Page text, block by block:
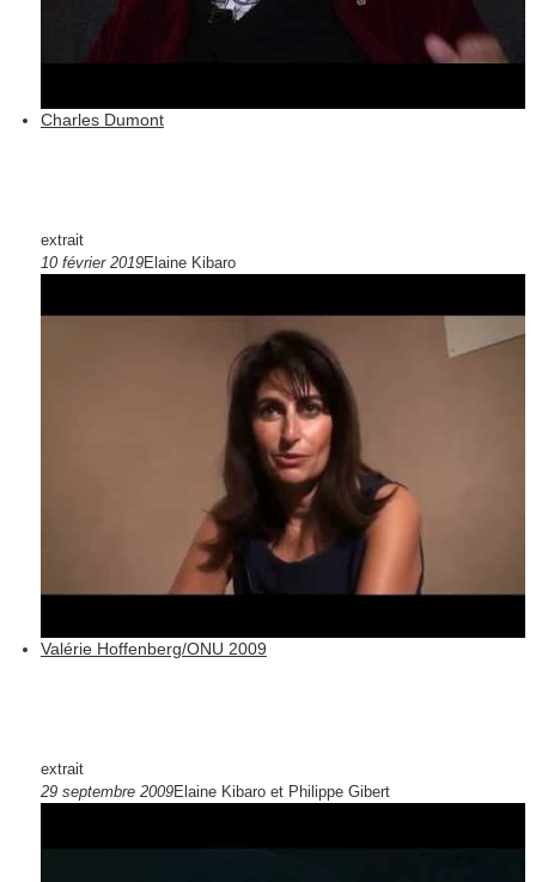
Charles Dumont
extrait
10 février 2019Elaine Kibaro
Valérie Hoffenberg/ONU 2009
extrait
29 septembre 2009Elaine Kibaro et Philippe Gibert